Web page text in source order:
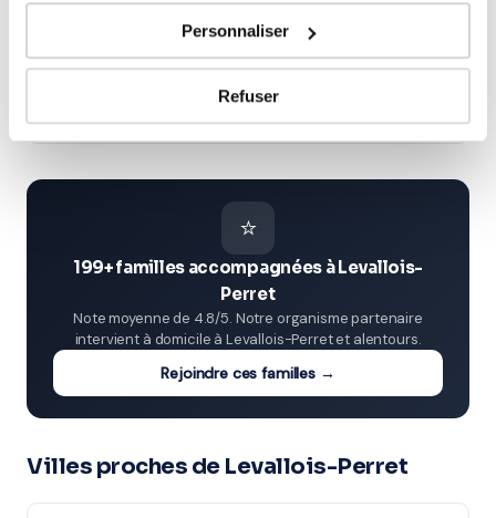
Personnaliser
Refuser
Études supérieures (Supérieur & Adultes)
Adultes (Supérieur & Adultes)
⭐
199+ familles accompagnées à Levallois-
Perret
Note moyenne de 4.8/5. Notre organisme partenaire
intervient à domicile à Levallois-Perret et alentours.
Rejoindre ces familles →
Villes proches de Levallois-Perret